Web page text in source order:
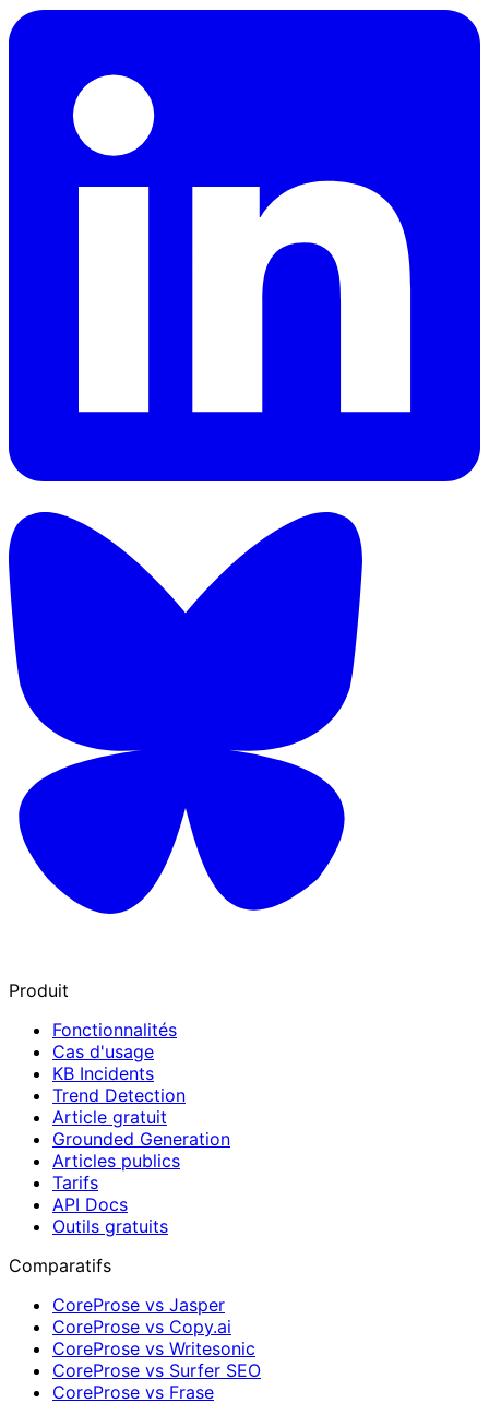
Produit
Fonctionnalités
Cas d'usage
KB Incidents
Trend Detection
Article gratuit
Grounded Generation
Articles publics
Tarifs
API Docs
Outils gratuits
Comparatifs
CoreProse vs Jasper
CoreProse vs Copy.ai
CoreProse vs Writesonic
CoreProse vs Surfer SEO
CoreProse vs Frase